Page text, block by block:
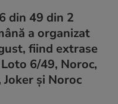
din 49 din 2
a organizat
fiind extrase
6/49, Noroc,
și Noroc